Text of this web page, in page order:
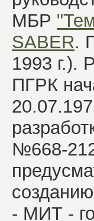
МБР
SABER.
1993 г.).
ПГРК
№668-
- МИТ -